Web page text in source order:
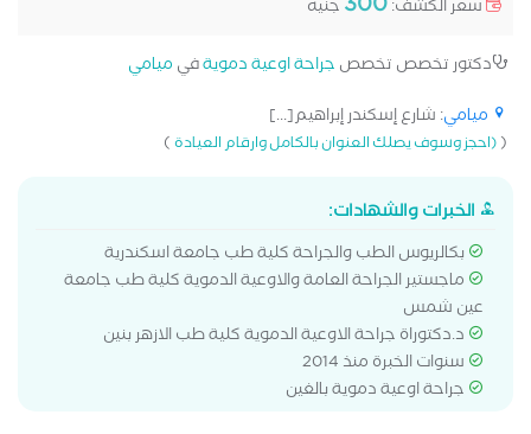
سعر الكشف: جنيه
دكتور تخصص تخصص جراحة اوعية دمويةفي ميامي
ميامي: شارع إسكندر إبراهيم[...]
((احجز وسوف يصلك العنوان بالكامل وارقام العيادة)
الخبرات والشهادات:
بكالريوس الطب والجراحة كلية طب جامعة اسكندرية
ماجستير الجراحة العامة والاوعية الدموية كلية طب جامعة
عين شمس
د.دكتوراة جراحة الاوعية الدموية كلية طب الازهر بنين
سنوات الخبرة منذ 2014
جراحة اوعية دموية بالغين